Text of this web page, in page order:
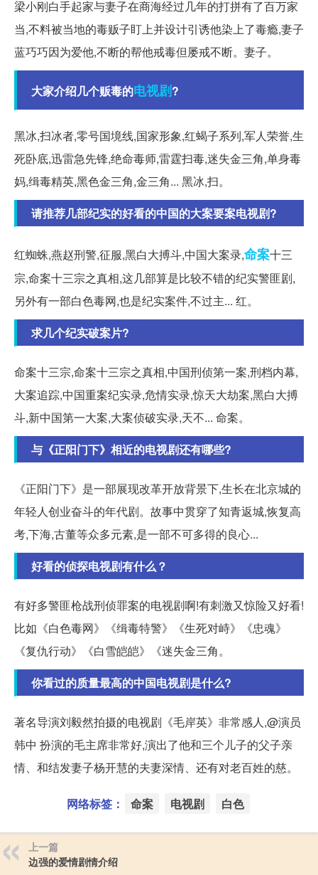
梁小刚白手起家与妻子在商海经过几年的打拼有了百万家
当,不料被当地的毒贩子盯上并设计引诱他染上了毒瘾,妻子
蓝巧巧因为爱他,不断的帮他戒毒但屡戒不断。妻子。
大家介绍几个贩毒的电视剧?
黑冰,扫冰者,零号国境线,国家形象,红蝎子系列,军人荣誉,生
死卧底,迅雷急先锋,绝命毒师,雷霆扫毒,迷失金三角,单身毒
妈,缉毒精英,黑色金三角,金三角... 黑冰,扫。
请推荐几部纪实的好看的中国的大案要案电视剧?
红蜘蛛,燕赵刑警,征服,黑白大搏斗,中国大案录,命案十三
宗,命案十三宗之真相,这几部算是比较不错的纪实警匪剧,
另外有一部白色毒网,也是纪实案件,不过主... 红。
求几个纪实破案片?
命案十三宗,命案十三宗之真相,中国刑侦第一案,刑档内幕,
大案追踪,中国重案纪实录,危情实录,惊天大劫案,黑白大搏
斗,新中国第一大案,大案侦破实录,天不... 命案。
与《正阳门下》相近的电视剧还有哪些?
《正阳门下》是一部展现改革开放背景下,生长在北京城的
年轻人创业奋斗的年代剧。故事中贯穿了知青返城,恢复高
考,下海,古董等众多元素,是一部不可多得的良心...
好看的侦探电视剧有什么？
有好多警匪枪战刑侦罪案的电视剧啊!有刺激又惊险又好看!
比如《白色毒网》《缉毒特警》《生死对峙》《忠魂》
《复仇行动》《白雪皑皑》《迷失金三角。
你看过的质量最高的中国电视剧是什么?
著名导演刘毅然拍摄的电视剧《毛岸英》非常感人,@演员
韩中 扮演的毛主席非常好,演出了他和三个儿子的父子亲
情、和结发妻子杨开慧的夫妻深情、还有对老百姓的慈。
网络标签： 命案 电视剧 白色
上一篇
边强的爱情剧情介绍